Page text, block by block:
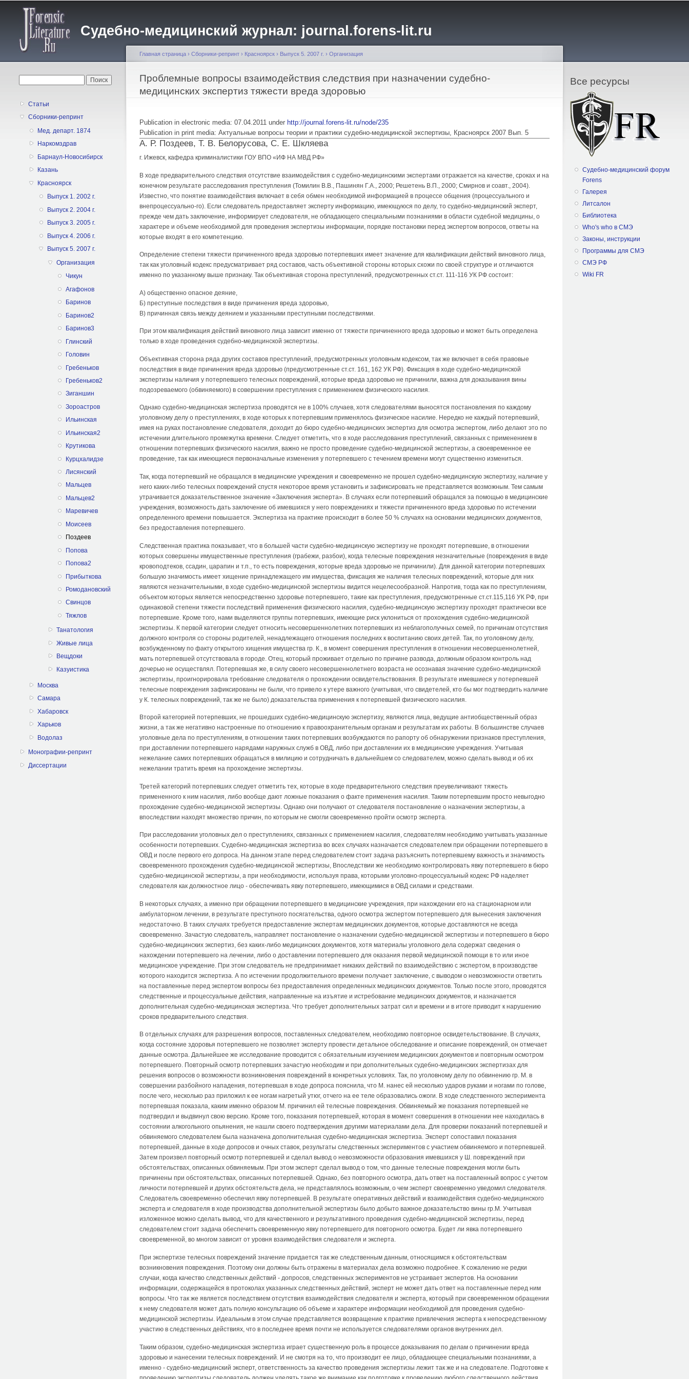
содержанию
Судебно-медицинский журнал: journal.forens-lit.ru
Статьи
Сборники-репринт
Мед. департ. 1874
Наркомздрав
Барнаул-Новосибирск
Казань
Красноярск
Выпуск 1. 2002 г.
Выпуск 2. 2004 г.
Выпуск 3. 2005 г.
Выпуск 4. 2006 г.
Выпуск 5. 2007 г.
Организация
Чикун
Агафонов
Баринов
Баринов2
Баринов3
Глинский
Головин
Гребеньков
Гребеньков2
Зиганшин
Зороастров
Ильинская
Ильинская2
Крутикова
Курцхалидзе
Лисянский
Мальцев
Мальцев2
Маревичев
Моисеев
Поздеев
Попова
Попова2
Прибыткова
Ромодановский
Свинцов
Тяжлов
Танатология
Живые лица
Вещдоки
Казуистика
Москва
Самара
Хабаровск
Харьков
Водолаз
Монографии-репринт
Диссертации
Вы здесь
Главная страница › Сборники-репринт › Красноярск › Выпуск 5. 2007 г. › Организация
Проблемные вопросы взаимодействия следствия при назначении судебно-
медицинских экспертиз тяжести вреда здоровью
Publication in electronic media: 07.04.2011 under http://journal.forens-lit.ru/node/235
Publication in print media: Актуальные вопросы теории и практики судебно-медицинской экспертизы, Красноярск 2007 Вып. 5
А. Р. Поздеев, Т. В. Белорусова, С. Е. Шкляева
г. Ижевск, кафедра криминалистики ГОУ ВПО «ИФ НА МВД РФ»
В ходе предварительного следствия отсутствие взаимодействия с судебно-медицинскими экспертами отражается на качестве, сроках и на
конечном результате расследования преступления (Томилин В.В., Пашинян Г.А., 2000; Решетень В.П., 2000; Смирнов и соавт., 2004).
Известно, что понятие взаимодействия включает в себя обмен необходимой информацией в процессе общения (процессуального и
внепроцессуально-го). Если следователь предоставляет эксперту информацию, имеющуюся по делу, то судебно-медицинский эксперт,
прежде чем дать заключение, информирует следователя, не обладающего специальными познаниями в области судебной медицины, о
характере и объеме необходимой для проведения экспертизы информации, порядке постановки перед экспертом вопросов, ответы на
которые входят в его компетенцию.
Определение степени тяжести причиненного вреда здоровью потерпевших имеет значение для квалификации действий виновного лица,
так как уголовный кодекс предусматривает ряд составов, часть объективной стороны которых схожи по своей структуре и отличаются
именно по указанному выше признаку. Так объективная сторона преступлений, предусмотренных ст.ст. 111-116 УК РФ состоит:
A) общественно опасное деяние,
Б) преступные последствия в виде причинения вреда здоровью,
B) причинная связь между деянием и указанными преступными последствиями.
При этом квалификация действий виновного лица зависит именно от тяжести причиненного вреда здоровью и может быть определена
только в ходе проведения судебно-медицинской экспертизы.
Объективная сторона ряда других составов преступлений, предусмотренных уголовным кодексом, так же включает в себя правовые
последствия в виде причинения вреда здоровью (предусмотренные ст.ст. 161, 162 УК РФ). Фиксация в ходе судебно-медицинской
экспертизы наличия у потерпевшего телесных повреждений, которые вреда здоровью не причинили, важна для доказывания вины
подозреваемого (обвиняемого) в совершении преступления с применением физического насилия.
Однако судебно-медицинская экспертиза проводятся не в 100% случаев, хотя следователями выносятся постановления по каждому
уголовному делу о преступлениях, в ходе которых к потерпевшим применялось физическое насилие. Нередко не каждый потерпевший,
имея на руках постановление следователя, доходит до бюро судебно-медицинских экспертиз для осмотра экспертом, либо делают это по
истечении длительного промежутка времени. Следует отметить, что в ходе расследования преступлений, связанных с применением в
отношении потерпевших физического насилия, важно не просто проведение судебно-медицинской экспертизы, а своевременное ее
проведение, так как имеющиеся первоначальные изменения у потерпевшего с течением времени могут существенно измениться.
Так, когда потерпевший не обращался в медицинские учреждения и своевременно не прошел судебно-медицинскую экспертизу, наличие у
него каких-либо телесных повреждений спустя некоторое время установить и зафиксировать не представляется возможным. Тем самым
утрачивается доказательственное значение «Заключения эксперта». В случаях если потерпевший обращался за помощью в медицинские
учреждения, возможность дать заключение об имевшихся у него повреждениях и тяжести причиненного вреда здоровью по истечении
определенного времени повышается. Экспертиза на практике происходит в более 50 % случаях на основании медицинских документов,
без предоставления потерпевшего.
Следственная практика показывает, что в большей части судебно-медицинскую экспертизу не проходят потерпевшие, в отношении
которых совершены имущественные преступления (грабежи, разбои), когда телесные повреждения незначительные (повреждения в виде
кровоподтеков, ссадин, царапин и т.п., то есть повреждения, которые вреда здоровью не причинили). Для данной категории потерпевших
большую значимость имеет хищение принадлежащего им имущества, фиксация же наличия телесных повреждений, которые для них
являются незначительными, в ходе судебно-медицинской экспертизы видится нецелесообразной. Напротив, тогда как по преступлениям,
объектом которых является непосредственно здоровье потерпевшего, такие как преступления, предусмотренные ст.ст.115,116 УК РФ, при
одинаковой степени тяжести последствий применения физического насилия, судебно-медицинскую экспертизу проходят практически все
потерпевшие. Кроме того, нами выделяются группы потерпевших, имеющие риск уклониться от прохождения судебно-медицинской
экспертизы. К первой категории следует относить несовершеннолетних потерпевших из неблагополучных семей, по причинам отсутствия
должного контроля со стороны родителей, ненадлежащего отношения последних к воспитанию своих детей. Так, по уголовному делу,
возбужденному по факту открытого хищения имущества гр. К., в момент совершения преступления в отношении несовершеннолетней,
мать потерпевшей отсутствовала в городе. Отец, который проживает отдельно по причине развода, должным образом контроль над
дочерью не осуществлял. Потерпевшая же, в силу своего несовершеннолетнего возраста не осознавая значение судебно-медицинской
экспертизы, проигнорировала требование следователя о прохождении освидетельствования. В результате имевшиеся у потерпевшей
телесные повреждения зафиксированы не были, что привело к утере важного (учитывая, что свидетелей, кто бы мог подтвердить наличие
у К. телесных повреждений, так же не было) доказательства применения к потерпевшей физического насилия.
Второй категорией потерпевших, не прошедших судебно-медицинскую экспертизу, являются лица, ведущие антиобщественный образ
жизни, а так же негативно настроенные по отношению к правоохранительным органам и результатам их работы. В большинстве случаев
уголовные дела по преступлениям, в отношении таких потерпевших возбуждаются по рапорту об обнаружении признаков преступления,
при доставлении потерпевшего нарядами наружных служб в ОВД, либо при доставлении их в медицинские учреждения. Учитывая
нежелание самих потерпевших обращаться в милицию и сотрудничать в дальнейшем со следователем, можно сделать вывод и об их
нежелании тратить время на прохождение экспертизы.
Третей категорий потерпевших следует отметить тех, которые в ходе предварительного следствия преувеличивают тяжесть
примененного к ним насилия, либо вообще дают ложные показания о факте применения насилия. Таким потерпевшим просто невыгодно
прохождение судебно-медицинской экспертизы. Однако они получают от следователя постановление о назначении экспертизы, а
впоследствии находят множество причин, по которым не смогли своевременно пройти осмотр эксперта.
При расследовании уголовных дел о преступлениях, связанных с применением насилия, следователям необходимо учитывать указанные
особенности потерпевших. Судебно-медицинская экспертиза во всех случаях назначается следователем при обращении потерпевшего в
ОВД и после первого его допроса. На данном этапе перед следователем стоит задача разъяснить потерпевшему важность и значимость
своевременного прохождения судебно-медицинской экспертизы, Впоследствии же необходимо контролировать явку потерпевшего в бюро
судебно-медицинской экспертизы, а при необходимости, используя права, которыми уголовно-процессуальный кодекс РФ наделяет
следователя как должностное лицо - обеспечивать явку потерпевшего, имеющимися в ОВД силами и средствами.
В некоторых случаях, а именно при обращении потерпевшего в медицинские учреждения, при нахождении его на стационарном или
амбулаторном лечении, в результате преступного посягательства, одного осмотра экспертом потерпевшего для вынесения заключения
недостаточно. В таких случаях требуется предоставление экспертам медицинских документов, которые доставляются не всегда
своевременно. Зачастую следователь, направляет постановление о назначении судебно-медицинской экспертизы и потерпевшего в бюро
судебно-медицинских экспертиз, без каких-либо медицинских документов, хотя материалы уголовного дела содержат сведения о
нахождении потерпевшего на лечении, либо о доставлении потерпевшего для оказания первой медицинской помощи в то или иное
медицинское учреждение. При этом следователь не предпринимает никаких действий по взаимодействию с экспертом, в производстве
которого находится экспертиза. А по истечении продолжительного времени получает заключение, с выводом о невозможности ответить
на поставленные перед экспертом вопросы без предоставления определенных медицинских документов. Только после этого, проводятся
следственные и процессуальные действия, направленные на изъятие и истребование медицинских документов, и назначается
дополнительная судебно-медицинская экспертиза. Что требует дополнительных затрат сил и времени и в итоге приводит к нарушению
сроков предварительного следствия.
В отдельных случаях для разрешения вопросов, поставленных следователем, необходимо повторное освидетельствование. В случаях,
когда состояние здоровья потерпевшего не позволяет эксперту провести детальное обследование и описание повреждений, он отмечает
данные осмотра. Дальнейшее же исследование проводится с обязательным изучением медицинских документов и повторным осмотром
потерпевшего. Повторный осмотр потерпевших зачастую необходим и при дополнительных судебно-медицинских экспертизах для
решения вопросов о возможности возникновения повреждений в конкретных условиях. Так, по уголовному делу по обвинению гр. М. в
совершении разбойного нападения, потерпевшая в ходе допроса пояснила, что М. нанес ей несколько ударов руками и ногами по голове,
после чего, несколько раз приложил к ее ногам нагретый утюг, отчего на ее теле образовались ожоги. В ходе следственного эксперимента
потерпевшая показала, каким именно образом М. причинил ей телесные повреждения. Обвиняемый же показания потерпевшей не
подтвердил и выдвинул свою версию. Кроме того, показания потерпевшей, которая в момент совершения в отношении нее находилась в
состоянии алкогольного опьянения, не нашли своего подтверждения другими материалами дела. Для проверки показаний потерпевшей и
обвиняемого следователем была назначена дополнительная судебно-медицинская экспертиза. Эксперт сопоставил показания
потерпевшей, данные в ходе допросов и очных ставок, результаты следственных экспериментов с участием обвиняемого и потерпевшей.
Затем произвел повторный осмотр потерпевшей и сделал вывод о невозможности образования имевшихся у Ш. повреждений при
обстоятельствах, описанных обвиняемым. При этом эксперт сделал вывод о том, что данные телесные повреждения могли быть
причинены при обстоятельствах, описанных потерпевшей. Однако, без повторного осмотра, дать ответ на поставленный вопрос с учетом
личности потерпевшей и других обстоятельств дела, не представлялось возможным, о чем эксперт своевременно уведомил следователя.
Следователь своевременно обеспечил явку потерпевшей. В результате оперативных действий и взаимодействия судебно-медицинского
эксперта и следователя в ходе производства дополнительной экспертизы было добыто важное доказательство вины гр.М. Учитывая
изложенное можно сделать вывод, что для качественного и результативного проведения судебно-медицинской экспертизы, перед
следователем стоит задача обеспечить своевременную явку потерпевшего для повторного осмотра. Будет ли явка потерпевшего
своевременной, во многом зависит от уровня взаимодействия следователя и эксперта.
При экспертизе телесных повреждений значение придается так же следственным данным, относящимся к обстоятельствам
возникновения повреждения. Поэтому они должны быть отражены в материалах дела возможно подробнее. К сожалению не редки
случаи, когда качество следственных действий - допросов, следственных экспериментов не устраивает экспертов. На основании
информации, содержащейся в протоколах указанных следственных действий, эксперт не может дать ответ на поставленные перед ним
вопросы. Что так же является последствием отсутствия взаимодействия следователя и эксперта, который при своевременном обращении
к нему следователя может дать полную консультацию об объеме и характере информации необходимой для проведения судебно-
медицинской экспертизы. Идеальным в этом случае представляется возвращение к практике привлечения эксперта к непосредственному
участию в следственных действиях, что в последнее время почти не используется следователями органов внутренних дел.
Таким образом, судебно-медицинская экспертиза играет существенную роль в процессе доказывания по делам о причинении вреда
здоровью и нанесении телесных повреждений. И не смотря на то, что производит ее лицо, обладающее специальными познаниями, а
именно - судебно-медицинский эксперт, ответственность за качество проведения экспертизы лежит так же и на следователе. Подготовке к
Все ресурсы
Судебно-медицинский форум
Forens
Галерея
Литсалон
Библиотека
Who's who в СМЭ
Законы, инструкции
Программы для СМЭ
СМЭ РФ
Wiki FR